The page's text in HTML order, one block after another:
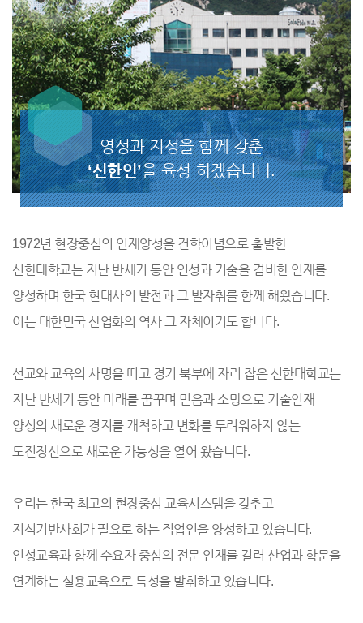
영성과 지성을 함께 갖춘
‘신한인’을 육성 하겠습니다.
1972년 현장중심의 인재양성을 건학이념으로 출발한
신한대학교는 지난 반세기 동안 인성과 기술을 겸비한 인재를
양성하며 한국 현대사의 발전과 그 발자취를 함께 해왔습니다.
이는 대한민국 산업화의 역사 그 자체이기도 합니다.
선교와 교육의 사명을 띠고 경기 북부에 자리 잡은 신한대학교는
지난 반세기 동안 미래를 꿈꾸며 믿음과 소망으로 기술인재
양성의 새로운 경지를 개척하고 변화를 두려워하지 않는
도전정신으로 새로운 가능성을 열어 왔습니다.
우리는 한국 최고의 현장중심 교육시스템을 갖추고
지식기반사회가 필요로 하는 직업인을 양성하고 있습니다.
인성교육과 함께 수요자 중심의 전문 인재를 길러 산업과 학문을
연계하는 실용교육으로 특성을 발휘하고 있습니다.